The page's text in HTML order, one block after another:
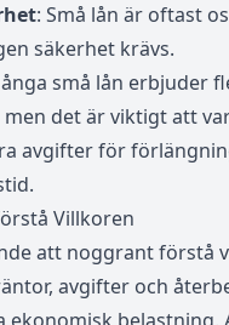
: Små lån är oftast
säkerhet krävs.
små lån erbjuder
det är viktigt att
avgifter för
Villkoren
att noggrant förstå
avgifter och